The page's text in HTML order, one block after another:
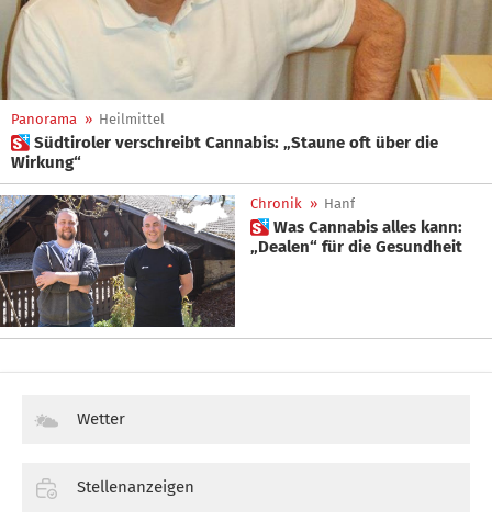
Panorama » Heilmittel
 Südtiroler verschreibt Cannabis: „Staune oft über die
Wirkung“
Chronik » Hanf
 Was Cannabis alles kann:
„Dealen“ für die Gesundheit
Wetter
Stellenanzeigen